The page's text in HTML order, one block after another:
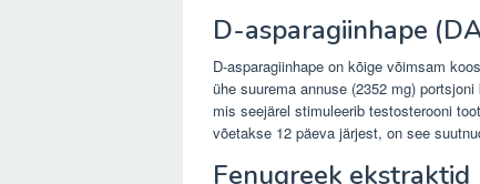
D-asparagiinhape
D-asparagiinhape on kõige võimsam
ühe suurema annuse (2352 mg)
mis seejärel stimuleerib testosterooni
võetakse 12 päeva järjest, on see
Fenugreek ekstraktid